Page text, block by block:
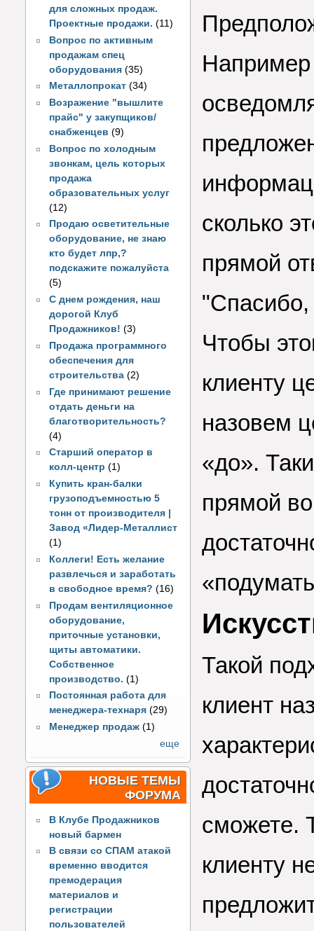
для сложных продаж.
Проектные продажи. (11)
Вопрос по активным
продажам спец
оборудования (35)
Металлопрокат (34)
Возражение "вышлите
прайс" у закупщиков/
снабженцев (9)
Вопрос по холодным
звонкам, цель которых
продажа
образовательных услуг
(12)
Продаю осветительные
оборудование, не знаю
кто будет лпр,?
подскажите пожалуйста
(5)
С днем рождения, наш
дорогой Клуб
Продажников! (3)
Продажа программного
обеспечения для
строительства (2)
Где принимают решение
отдать деньги на
благотворительность?
(4)
Старший оператор в
колл-центр (1)
Купить кран-балки
грузоподъемностью 5
тонн от производителя |
Завод «Лидер-Металлист
(1)
Коллеги! Есть желание
развлечься и заработать
в свободное время? (16)
Продам вентиляционное
оборудование,
приточные установки,
щиты автоматики.
Собственное
производство. (1)
Постоянная работа для
менеджера-технаря (29)
Менеджер продаж (1)
еще
НОВЫЕ ТЕМЫ
ФОРУМА
В Клубе Продажников
новый бармен
В связи со СПАМ атакой
временно вводится
премодерация
материалов и
регистрации
пользователей
Например
сколько
прямой
Чтобы
клиенту
назовем
«до».
прямой
Такой
клиент
сможете.
клиенту